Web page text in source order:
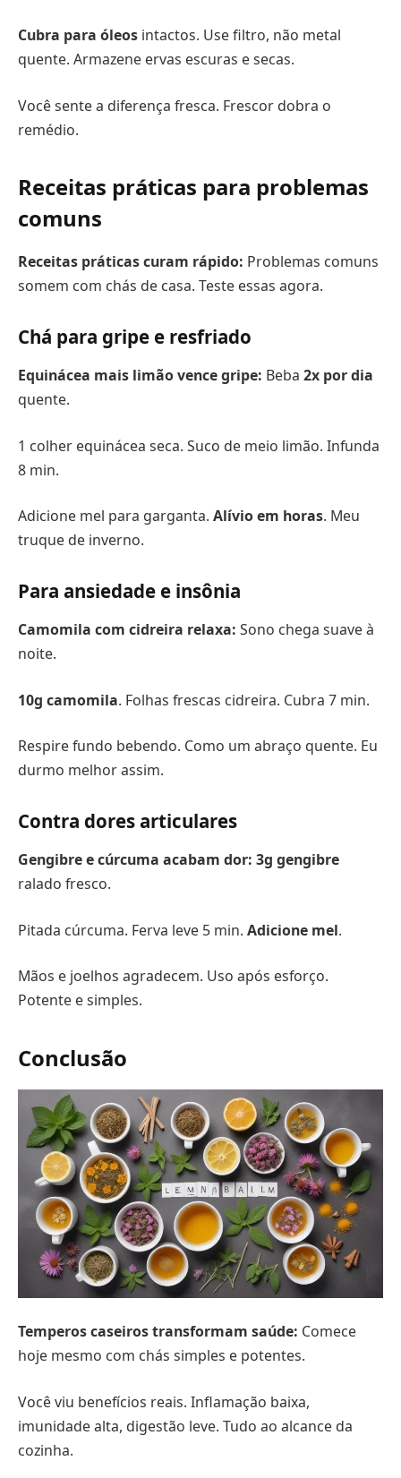
Cubra para óleos intactos. Use filtro, não metal
quente. Armazene ervas escuras e secas.
Você sente a diferença fresca. Frescor dobra o
remédio.
Receitas práticas para problemas
comuns
Receitas práticas curam rápido: Problemas comuns
somem com chás de casa. Teste essas agora.
Chá para gripe e resfriado
Equinácea mais limão vence gripe: Beba 2x por dia
quente.
1 colher equinácea seca. Suco de meio limão. Infunda
8 min.
Adicione mel para garganta. Alívio em horas. Meu
truque de inverno.
Para ansiedade e insônia
Camomila com cidreira relaxa: Sono chega suave à
noite.
10g camomila. Folhas frescas cidreira. Cubra 7 min.
Respire fundo bebendo. Como um abraço quente. Eu
durmo melhor assim.
Contra dores articulares
Gengibre e cúrcuma acabam dor: 3g gengibre
ralado fresco.
Pitada cúrcuma. Ferva leve 5 min. Adicione mel.
Mãos e joelhos agradecem. Uso após esforço.
Potente e simples.
Conclusão
Temperos caseiros transformam saúde: Comece
hoje mesmo com chás simples e potentes.
Você viu benefícios reais. Inflamação baixa,
imunidade alta, digestão leve. Tudo ao alcance da
cozinha.